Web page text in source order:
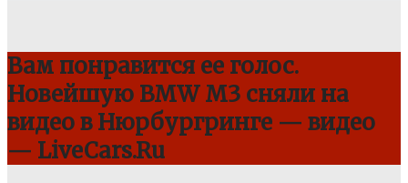
Вам понравится ее голос.
Новейшую BMW M3 сняли на
видео в Нюрбургринге — видео
— LiveCars.Ru